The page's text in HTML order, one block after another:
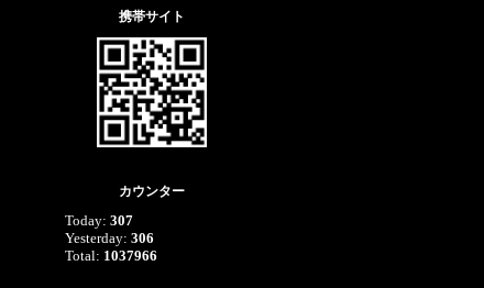
携帯サイト
カウンター
Today: 307
Yesterday: 306
Total: 1037966